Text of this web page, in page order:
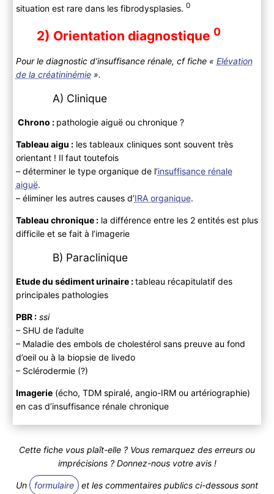
situation est rare dans les fibrodysplasies. 0
2) Orientation diagnostique 0
Pour le diagnostic d’insuffisance rénale, cf fiche « Elévation
de la créatininémie».
A) Clinique
Chrono : pathologie aiguë ou chronique ?
Tableau aigu :les tableaux cliniques sont souvent très
orientant ! Il faut toutefois
– déterminer le type organique de l’insuffisance rénale
aiguë.
– éliminer les autres causes d’IRA organique.
Tableau chronique :la différence entre les 2 entités est plus
difficile et se fait à l’imagerie
B) Paraclinique
Etude du sédiment urinaire :tableau récapitulatif des
principales pathologies
PBR : ssi
– SHU de l’adulte
– Maladie des embols de cholestérol sans preuve au fond
d’oeil ou à la biopsie de livedo
– Sclérodermie (?)
Imagerie(écho, TDM spiralé, angio-IRM ou artériographie)
en cas d’insuffisance rénale chronique
Cette fiche vous plaît-elle ? Vous remarquez des erreurs ou
imprécisions ? Donnez-nous votre avis !
Un formulaire
et les commentaires publics ci-dessous sont